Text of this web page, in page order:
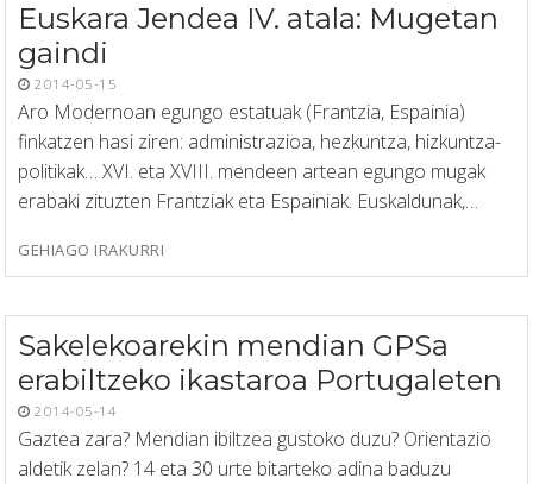
Euskara Jendea IV. atala: Mugetan
gaindi
2014-05-15
Aro Modernoan egungo estatuak (Frantzia, Espainia)
finkatzen hasi ziren: administrazioa, hezkuntza, hizkuntza-
politikak… XVI. eta XVIII. mendeen artean egungo mugak
erabaki zituzten Frantziak eta Espainiak. Euskaldunak,…
GEHIAGO IRAKURRI
Sakelekoarekin mendian GPSa
erabiltzeko ikastaroa Portugaleten
2014-05-14
Gaztea zara? Mendian ibiltzea gustoko duzu? Orientazio
aldetik zelan? 14 eta 30 urte bitarteko adina baduzu